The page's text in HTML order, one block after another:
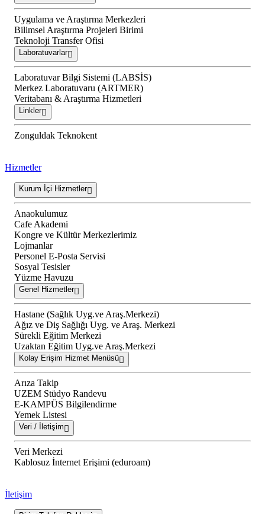
Uygulama ve Araştırma Merkezleri
Bilimsel Araştırma Projeleri Birimi
Teknoloji Transfer Ofisi
Laboratuvarlar
Laboratuvar Bilgi Sistemi (LABSİS)
Merkez Laboratuvaru (ARTMER)
Veritabanı & Araştırma Hizmetleri
Linkler
Zonguldak Teknokent
Hizmetler
Kurum İçi Hizmetler
Anaokulumuz
Cafe Akademi
Kongre ve Kültür Merkezlerimiz
Lojmanlar
Personel E-Posta Servisi
Sosyal Tesisler
Yüzme Havuzu
Genel Hizmetler
Hastane (Sağlık Uyg.ve Araş.Merkezi)
Ağız ve Diş Sağlığı Uyg. ve Araş. Merkezi
Sürekli Eğitim Merkezi
Uzaktan Eğitim Uyg.ve Araş.Merkezi
Kolay Erişim Hizmet Menüsü
Arıza Takip
UZEM Stüdyo Randevu
E-KAMPÜS Bilgilendirme
Yemek Listesi
Veri / İletişim
Veri Merkezi
Kablosuz İnternet Erişimi (eduroam)
İletişim